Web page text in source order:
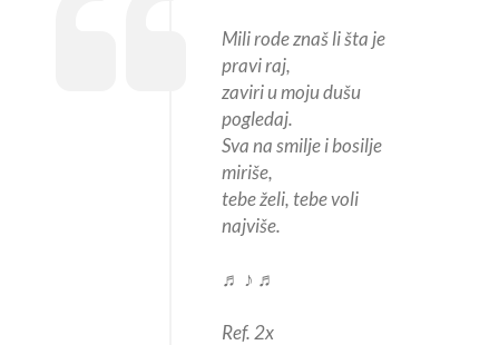
Mili rode znaš li šta je
pravi raj,
zaviri u moju dušu
pogledaj.
Sva na smilje i bosilje
miriše,
tebe želi, tebe voli
najviše.
♬ ♪ ♬
Ref. 2x